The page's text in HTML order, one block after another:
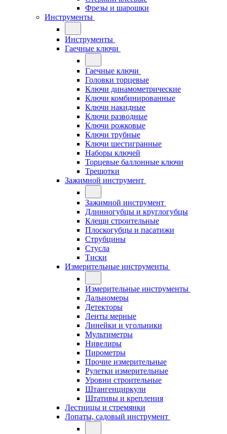
Фрезы и шарошки
Инструменты
Инструменты
Гаечные ключи
Гаечные ключи
Головки торцевые
Ключи динамометрические
Ключи комбинированные
Ключи накидные
Ключи разводные
Ключи рожковые
Ключи трубные
Ключи шестигранные
Наборы ключей
Торцевые баллонные ключи
Трещотки
Зажимной инструмент
Зажимной инструмент
Длинногубцы и круглогубцы
Клещи строительные
Плоскогубцы и пасатижи
Струбцины
Стусла
Тиски
Измерительные инструменты
Измерительные инструменты
Дальномеры
Детекторы
Ленты мерные
Линейки и угольники
Мультиметры
Нивелиры
Пирометры
Прочие измерительные
Рулетки измерительные
Уровни строительные
Штангенциркули
Штативы и крепления
Лестницы и стремянки
Лопаты, садовый инструмент